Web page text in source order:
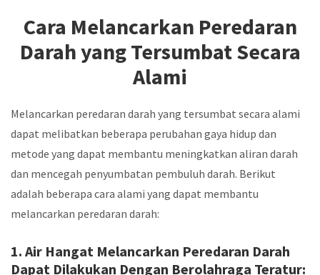
Cara Melancarkan Peredaran
Darah yang Tersumbat Secara
Alami
Melancarkan peredaran darah yang tersumbat secara alami
dapat melibatkan beberapa perubahan gaya hidup dan
metode yang dapat membantu meningkatkan aliran darah
dan mencegah penyumbatan pembuluh darah. Berikut
adalah beberapa cara alami yang dapat membantu
melancarkan peredaran darah:
1. Air Hangat Melancarkan Peredaran Darah
Dapat Dilakukan Dengan Berolahraga Teratur: